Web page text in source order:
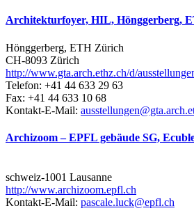
Architekturfoyer, HIL, Hönggerberg,
Hönggerberg, ETH Zürich
CH-8093 Zürich
http://www.gta.arch.ethz.ch/d/
Telefon: +41 44 633 29 63
Fax: +41 44 633 10 68
Kontakt-E-Mail:
Archizoom – EPFL gebäude SG,
schweiz-1001 Lausanne
http://www.archizoom.epfl.ch
Kontakt-E-Mail: pascale.luck@epfl.ch